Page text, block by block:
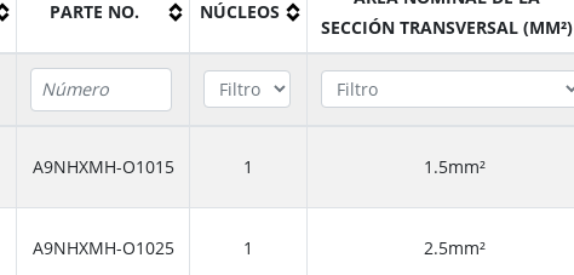
PARTE NO. NÚCLEOS
SECCIÓN TRANSVERSAL (MM²)
A9NHXMH-O1015 1 1.5mm²
A9NHXMH-O1025 1 2.5mm²